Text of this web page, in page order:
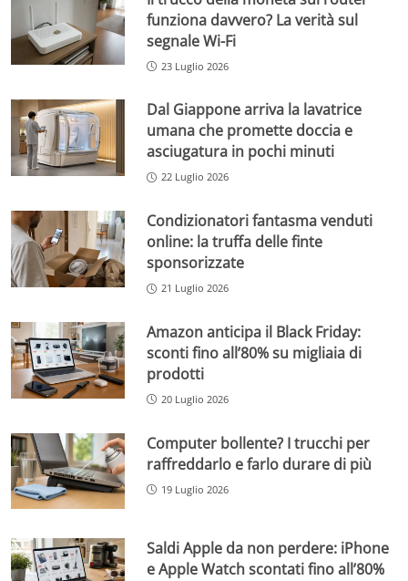
funziona davvero? La verità sul
segnale Wi-Fi
23 Luglio 2026
Dal Giappone arriva la lavatrice
umana che promette doccia e
asciugatura in pochi minuti
22 Luglio 2026
Condizionatori fantasma venduti
online: la truffa delle finte
sponsorizzate
21 Luglio 2026
Amazon anticipa il Black Friday:
sconti fino all’80% su migliaia di
prodotti
20 Luglio 2026
Computer bollente? I trucchi per
raffreddarlo e farlo durare di più
19 Luglio 2026
Saldi Apple da non perdere: iPhone
e Apple Watch scontati fino all’80%